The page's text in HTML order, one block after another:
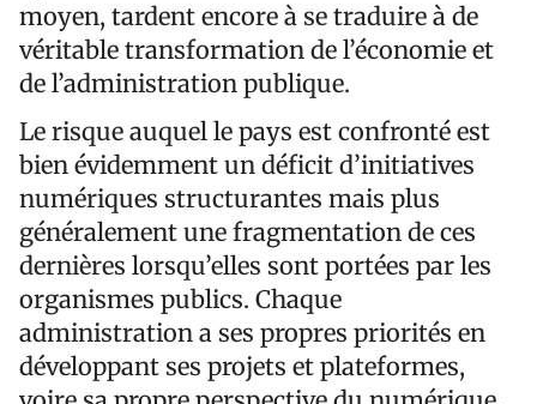
moyen, tardent encore à se traduire à de
véritable transformation de l’économie et
de l’administration publique.
Le risque auquel le pays est confronté est
bien évidemment un déficit d’initiatives
numériques structurantes mais plus
généralement une fragmentation de ces
dernières lorsqu’elles sont portées par les
organismes publics. Chaque
administration a ses propres priorités en
développant ses projets et plateformes,